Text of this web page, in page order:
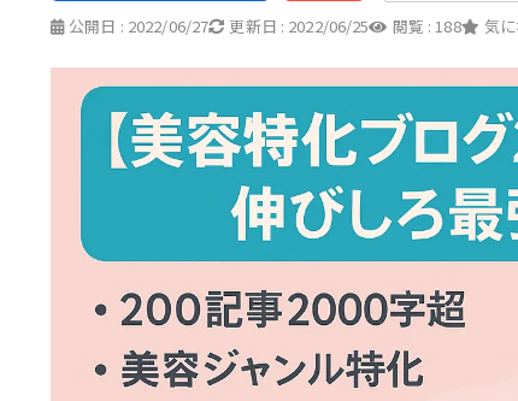
公開日 : 2022/06/27 更新日 : 2022/06/25 閲覧 : 188 気